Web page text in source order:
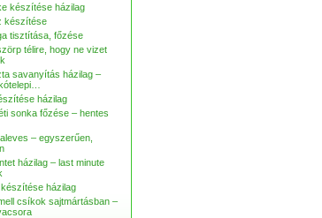
készítése házilag
készítése
tisztítása, főzése
télire, hogy ne vizet
savanyítás házilag –
házilag
sonka főzése – hentes
– egyszerűen,
házilag – last minute
házilag
csíkok sajtmártásban –